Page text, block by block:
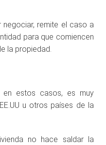
negociar, remite el caso a
para que comiencen
la propiedad.
en estos casos, es muy
u otros países de la
no hace saldar la